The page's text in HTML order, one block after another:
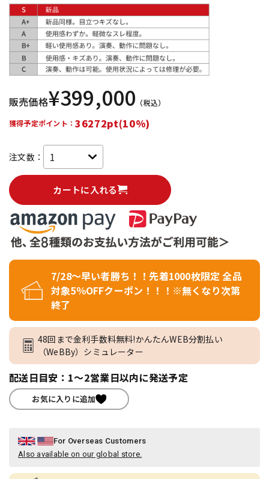
販売価格¥399,000 （税込）
獲得予定ポイント：36272pt(10%)
注文数：
カートに入れる
7/28～早い者勝ち！！先着1000枚限定 全品
対象5％OFFクーポン！！！※無くなり次第
終了
48回まで金利手数料無料!かんたんWEB分割払い
（WeBBy）シミュレーター
配送日目安：1～2営業日以内に発送予定
お気に入りに追加
For Overseas Customers
Also available on our global store.